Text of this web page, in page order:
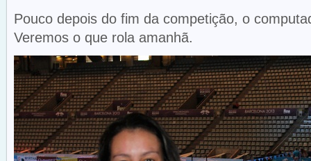
Pouco depois do fim da competição, o
Veremos o que rola amanhã.